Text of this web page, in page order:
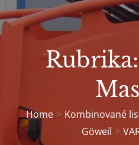
Home
Kombinované
Göweil